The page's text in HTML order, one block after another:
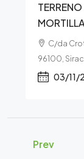
C/da
96100,
03/11/
Prev